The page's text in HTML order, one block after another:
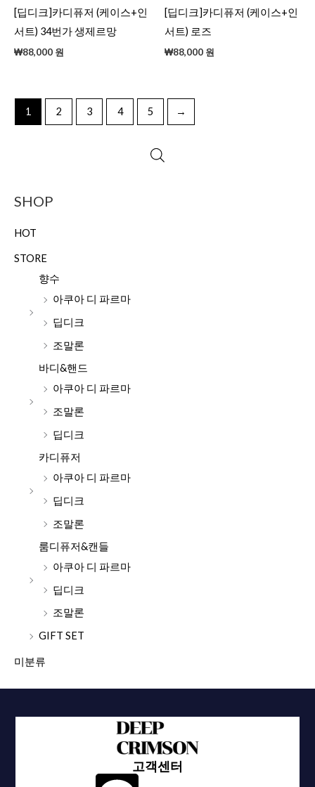
SHOP
HOT
STORE
향수
아쿠아 디 파르마
딥디크
조말론
바디&핸드
아쿠아 디 파르마
조말론
딥디크
카디퓨저
아쿠아 디 파르마
딥디크
조말론
룸디퓨저&캔들
아쿠아 디 파르마
딥디크
조말론
GIFT SET
미분류
[딥디크]카디퓨저 (케이스+인
서트) 34번가 생제르망
₩88,000 원
[딥디크]카디퓨저 (케이스+인
서트) 로즈
₩88,000 원
1 2 3 4 5 →
고객센터